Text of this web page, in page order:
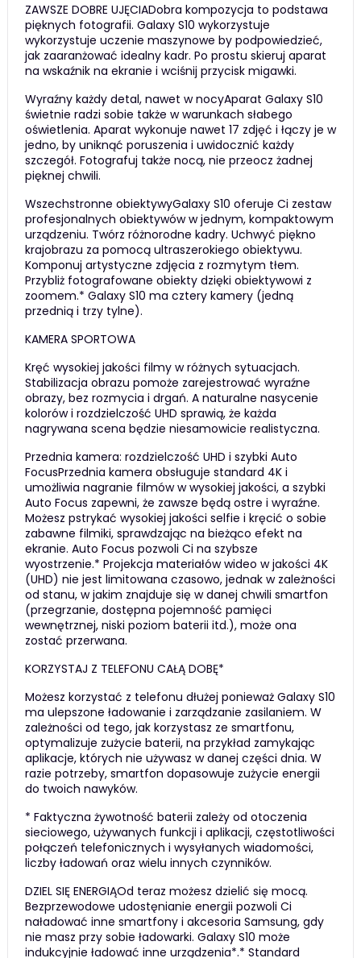
ZAWSZE DOBRE UJĘCIADobra kompozycja to podstawa
pięknych fotografii. Galaxy S10 wykorzystuje
wykorzystuje uczenie maszynowe by podpowiedzieć,
jak zaaranżować idealny kadr. Po prostu skieruj aparat
na wskaźnik na ekranie i wciśnij przycisk migawki.
Wyraźny każdy detal, nawet w nocyAparat Galaxy S10
świetnie radzi sobie także w warunkach słabego
oświetlenia. Aparat wykonuje nawet 17 zdjęć i łączy je w
jedno, by uniknąć poruszenia i uwidocznić każdy
szczegół. Fotografuj także nocą, nie przeocz żadnej
pięknej chwili.
Wszechstronne obiektywyGalaxy S10 oferuje Ci zestaw
profesjonalnych obiektywów w jednym, kompaktowym
urządzeniu. Twórz różnorodne kadry. Uchwyć piękno
krajobrazu za pomocą ultraszerokiego obiektywu.
Komponuj artystyczne zdjęcia z rozmytym tłem.
Przybliż fotografowane obiekty dzięki obiektywowi z
zoomem.* Galaxy S10 ma cztery kamery (jedną
przednią i trzy tylne).
KAMERA SPORTOWA
Kręć wysokiej jakości filmy w różnych sytuacjach.
Stabilizacja obrazu pomoże zarejestrować wyraźne
obrazy, bez rozmycia i drgań. A naturalne nasycenie
kolorów i rozdzielczość UHD sprawią, że każda
nagrywana scena będzie niesamowicie realistyczna.
Przednia kamera: rozdzielczość UHD i szybki Auto
FocusPrzednia kamera obsługuje standard 4K i
umożliwia nagranie filmów w wysokiej jakości, a szybki
Auto Focus zapewni, że zawsze będą ostre i wyraźne.
Możesz pstrykać wysokiej jakości selfie i kręcić o sobie
zabawne filmiki, sprawdzając na bieżąco efekt na
ekranie. Auto Focus pozwoli Ci na szybsze
wyostrzenie.* Projekcja materiałów wideo w jakości 4K
(UHD) nie jest limitowana czasowo, jednak w zależności
od stanu, w jakim znajduje się w danej chwili smartfon
(przegrzanie, dostępna pojemność pamięci
wewnętrznej, niski poziom baterii itd.), może ona
zostać przerwana.
KORZYSTAJ Z TELEFONU CAŁĄ DOBĘ*
Możesz korzystać z telefonu dłużej ponieważ Galaxy S10
ma ulepszone ładowanie i zarządzanie zasilaniem. W
zależności od tego, jak korzystasz ze smartfonu,
optymalizuje zużycie baterii, na przykład zamykając
aplikacje, których nie używasz w danej części dnia. W
razie potrzeby, smartfon dopasowuje zużycie energii
do twoich nawyków.
* Faktyczna żywotność baterii zależy od otoczenia
sieciowego, używanych funkcji i aplikacji, częstotliwości
połączeń telefonicznych i wysyłanych wiadomości,
liczby ładowań oraz wielu innych czynników.
DZIEL SIĘ ENERGIĄOd teraz możesz dzielić się mocą.
Bezprzewodowe udostęnianie energii pozwoli Ci
naładować inne smartfony i akcesoria Samsung, gdy
nie masz przy sobie ładowarki. Galaxy S10 może
indukcyjnie ładować inne urządzenia*.* Standard